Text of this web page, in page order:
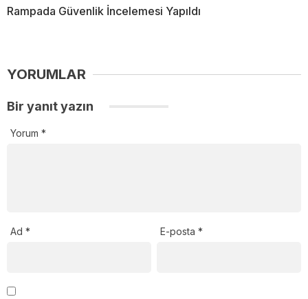
Rampada Güvenlik İncelemesi Yapıldı
YORUMLAR
Bir yanıt yazın
Yorum *
Ad * E-posta*